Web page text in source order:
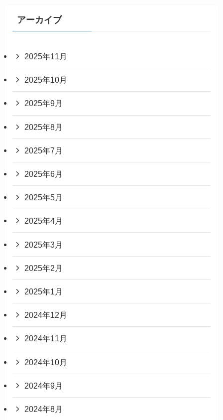
アーカイブ
2025年11月
2025年10月
2025年9月
2025年8月
2025年7月
2025年6月
2025年5月
2025年4月
2025年3月
2025年2月
2025年1月
2024年12月
2024年11月
2024年10月
2024年9月
2024年8月